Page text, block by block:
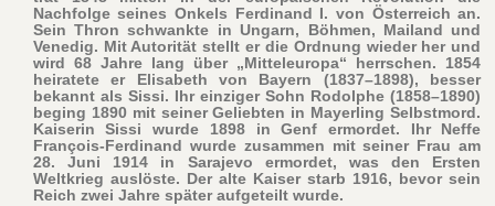
Nachfolge seines Onkels Ferdinand I. von Österreich an.
Sein Thron schwankte in Ungarn, Böhmen, Mailand und
Venedig. Mit Autorität stellt er die Ordnung wieder her und
wird 68 Jahre lang über „Mitteleuropa“ herrschen. 1854
heiratete er Elisabeth von Bayern (1837–1898), besser
bekannt als Sissi. Ihr einziger Sohn Rodolphe (1858–1890)
beging 1890 mit seiner Geliebten in Mayerling Selbstmord.
Kaiserin Sissi wurde 1898 in Genf ermordet. Ihr Neffe
François-Ferdinand wurde zusammen mit seiner Frau am
28. Juni 1914 in Sarajevo ermordet, was den Ersten
Weltkrieg auslöste. Der alte Kaiser starb 1916, bevor sein
Reich zwei Jahre später aufgeteilt wurde.